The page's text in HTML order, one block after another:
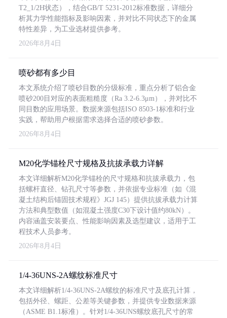
T2_1/2H状态），结合GB/T 5231-2012标准数据，详细分
析其力学性能指标及影响因素，并对比不同状态下的金属
特性差异，为工业选材提供参考。
2026年8月4日
喷砂都有多少目
本文系统介绍了喷砂目数的分级标准，重点分析了铝合金
喷砂200目对应的表面粗糙度（Ra 3.2-6.3μm），并对比不
同目数的应用场景。数据来源包括ISO 8503-1标准和行业
实践，帮助用户根据需求选择合适的喷砂参数。
2026年8月4日
M20化学锚栓尺寸规格及抗拔承载力详解
本文详细解析M20化学锚栓的尺寸规格和抗拔承载力，包
括螺杆直径、钻孔尺寸等参数，并依据专业标准（如《混
凝土结构后锚固技术规程》JGJ 145）提供抗拔承载力计算
方法和典型数值（如混凝土强度C30下设计值约80kN）。
内容涵盖安装要点、性能影响因素及选型建议，适用于工
程技术人员参考。
2026年8月4日
1/4-36UNS-2A螺纹标准尺寸
本文详细解析1/4-36UNS-2A螺纹的标准尺寸及底孔计算，
包括外径、螺距、公差等关键参数，并提供专业数据来源
（ASME B1.1标准）。针对1/4-36UNS螺纹底孔尺寸的常